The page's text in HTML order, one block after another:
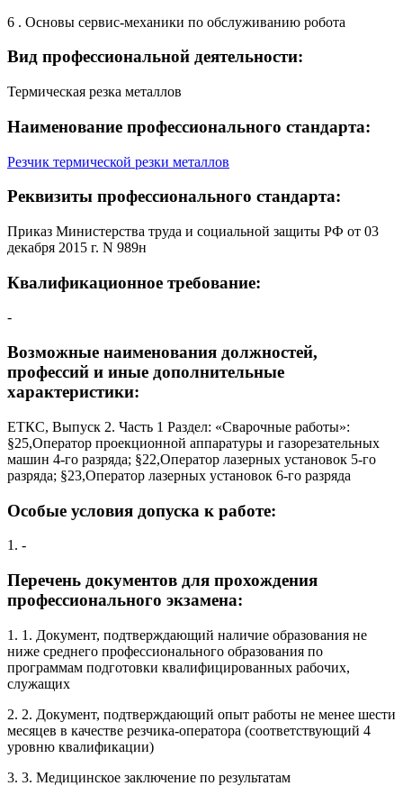
6 . Основы сервис-механики по обслуживанию робота
Вид профессиональной деятельности:
Термическая резка металлов
Наименование профессионального стандарта:
Резчик термической резки металлов
Реквизиты профессионального стандарта:
Приказ Министерства труда и социальной защиты РФ от 03
декабря 2015 г. N 989н
Квалификационное требование:
-
Возможные наименования должностей,
профессий и иные дополнительные
характеристики:
ЕТКС, Выпуск 2. Часть 1 Раздел: «Сварочные работы»:
§25,Оператор проекционной аппаратуры и газорезательных
машин 4-го разряда; §22,Оператор лазерных установок 5-го
разряда; §23,Оператор лазерных установок 6-го разряда
Особые условия допуска к работе:
1. -
Перечень документов для прохождения
профессионального экзамена:
1. 1. Документ, подтверждающий наличие образования не
ниже среднего профессионального образования по
программам подготовки квалифицированных рабочих,
служащих
2. 2. Документ, подтверждающий опыт работы не менее шести
месяцев в качестве резчика-оператора (соответствующий 4
уровню квалификации)
3. 3. Медицинское заключение по результатам